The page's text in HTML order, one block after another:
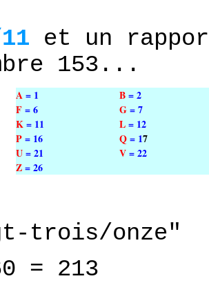
et un
153...
A= 1 B= 2
F= 6 G= 7
K= 11 L= 12
P= 16 Q= 17
U=21 V=22
Z=26
trois/onze"
= 213